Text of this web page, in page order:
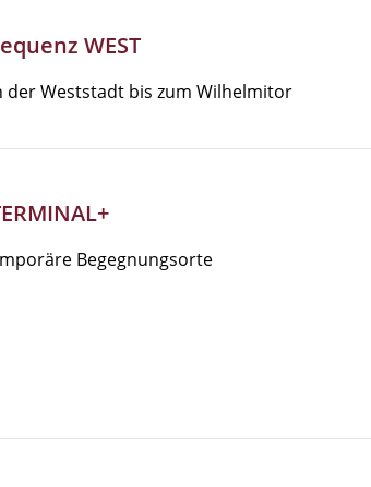
WEST
Weststadt bis zum Wilhelmitor
Begegnungsorte